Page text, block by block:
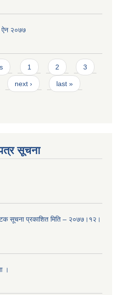
ऐन २०७७
1 2 3
next › last »
सूचना
सूचना प्रकाशित मिति – २०७७।१२।
।